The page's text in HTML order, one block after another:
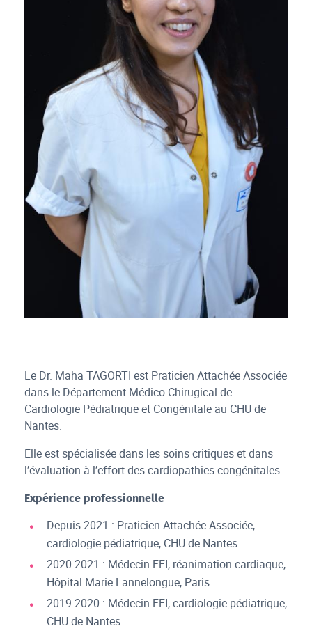
Le Dr. Maha TAGORTI est Praticien Attachée Associée
dans le Département Médico-Chirugical de
Cardiologie Pédiatrique et Congénitale au CHU de
Nantes.
Elle est spécialisée dans les soins critiques et dans
l’évaluation à l’effort des cardiopathies congénitales.
Expérience professionnelle
Depuis 2021 : Praticien Attachée Associée,
cardiologie pédiatrique, CHU de Nantes
2020-2021 : Médecin FFI, réanimation cardiaque,
Hôpital Marie Lannelongue, Paris
2019-2020 : Médecin FFI, cardiologie pédiatrique,
CHU de Nantes